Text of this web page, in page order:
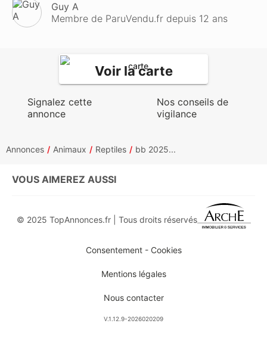
Guy A
Membre de ParuVendu.fr depuis 12 ans
Voir la carte
Signalez cette
annonce
Nos conseils de
vigilance
Annonces Animaux Reptiles bb 2025...
VOUS AIMEREZ AUSSI
© 2025 TopAnnonces.fr | Tous droits réservés
Consentement - Cookies
Mentions légales
Nous contacter
V.1.12.9-2026020209